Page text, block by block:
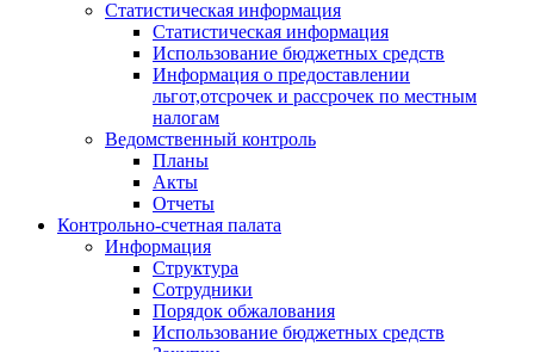
Статистическая информация
Статистическая информация
Использование бюджетных средств
Информация о предоставлении
льгот,отсрочек и рассрочек по местным
налогам
Ведомственный контроль
Планы
Акты
Отчеты
Контрольно-счетная палата
Информация
Структура
Сотрудники
Порядок обжалования
Использование бюджетных средств